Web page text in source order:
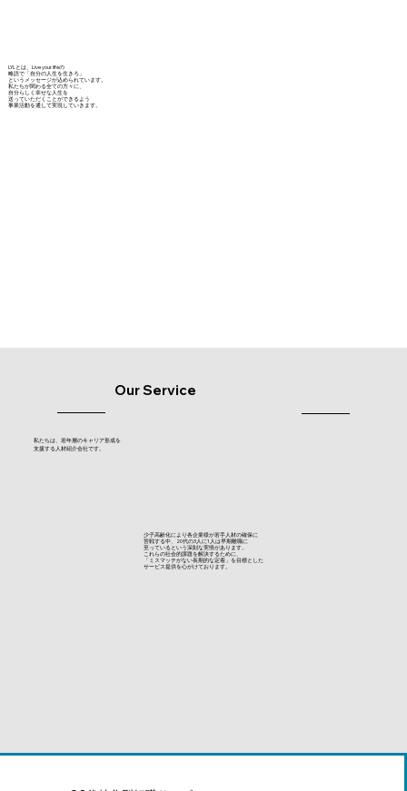
LYLとは、Live your lifeの
略語で「自分の人生を生きろ」
というメッセージが込められています。
私たちが関わる全ての方々に、
自分らしく幸せな人生を
送っていただくことができるよう
事業活動を通して実現していきます。
Our Service
私たちは、若年層のキャリア形成を
支援する人材紹介会社です。
少子高齢化により各企業様が若手人材の確保に
苦戦する中、20代の3人に1人は早期離職に
至っているという深刻な実情があります。
これらの社会的課題を解決するために、
「ミスマッチがない長期的な定着」を目標とした
サービス提供を心がけております。